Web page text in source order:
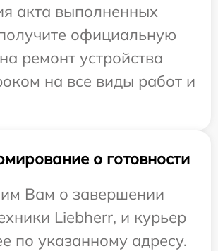
акта выполненных
официальную
ремонт устройства
на все виды работ и
о готовности
Вам о завершении
Liebherr, и курьер
по указанному адресу.